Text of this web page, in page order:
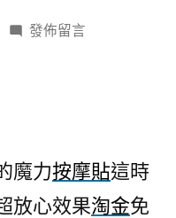
在
淺
台
發佈留言
魔力按摩貼這時
放心效果淘金免